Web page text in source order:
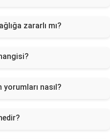
zararlı mı?
nasıl?